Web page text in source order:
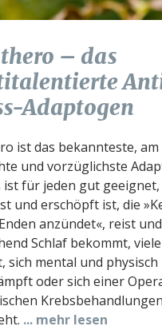
– das
Adaptogen
ist das bekannteste,
und vorzüglichste
ist für jeden gut
und erschöpft ist, die
anzündet«, reist
Schlaf bekommt,
sich mental und physisch
oder sich einer
Krebsbehandlungen
... mehr lesen